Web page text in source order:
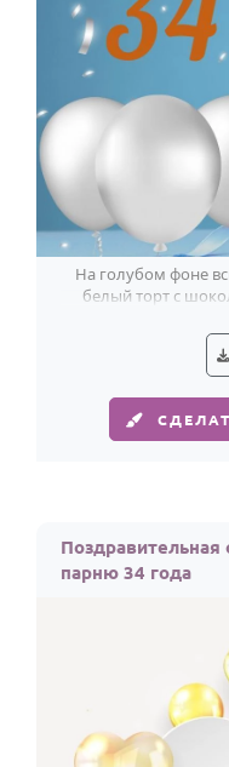
На голубом фоне
белый торт с
парню 34 года